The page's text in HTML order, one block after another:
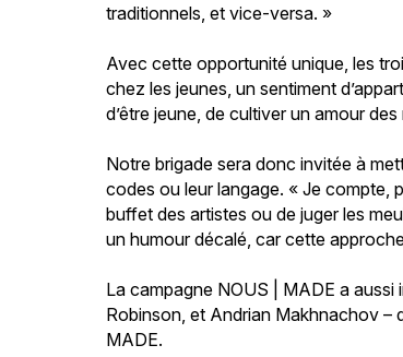
traditionnels, et vice-versa. »
Avec cette opportunité unique, les
chez les jeunes, un sentiment
d’être jeune, de cultiver un amour
Notre brigade sera donc invitée à
codes ou leur langage. « Je compte,
buffet des artistes ou de juger les
un humour décalé, car cette
La campagne NOUS | MADE a aussi
Robinson, et Andrian Makhnachov –
MADE.